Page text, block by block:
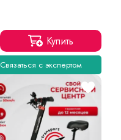
Купить
Связаться с экспертом